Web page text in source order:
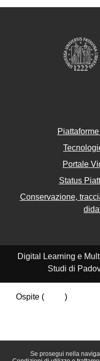
Se prosegui nella
Portale
Status
Conservazione,
Digital Learning e
Studi di
Ospite (
)